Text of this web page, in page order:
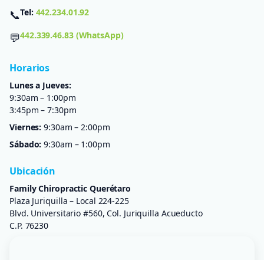
📞Tel: 442.234.01.92
💬442.339.46.83 (WhatsApp)
Horarios
Lunes a Jueves:
9:30am – 1:00pm
3:45pm – 7:30pm
Viernes: 9:30am – 2:00pm
Sábado: 9:30am – 1:00pm
Ubicación
Family Chiropractic Querétaro
Plaza Juriquilla – Local 224-225
Blvd. Universitario #560, Col. Juriquilla Acueducto
C.P. 76230